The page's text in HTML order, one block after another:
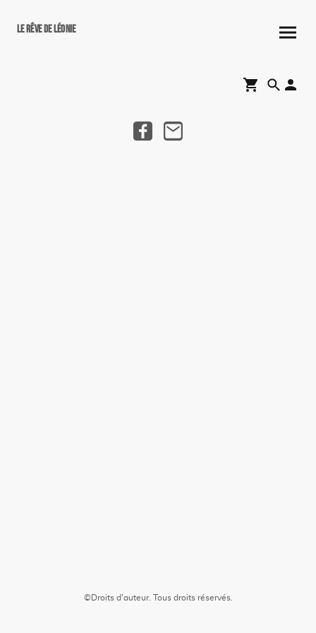
Le rêve de Léonie
©Droits d'auteur. Tous droits réservés.